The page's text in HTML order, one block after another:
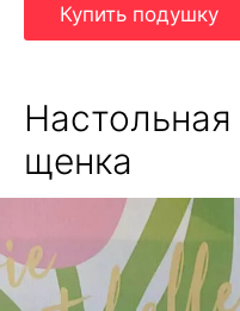
Купить подушку
щенка